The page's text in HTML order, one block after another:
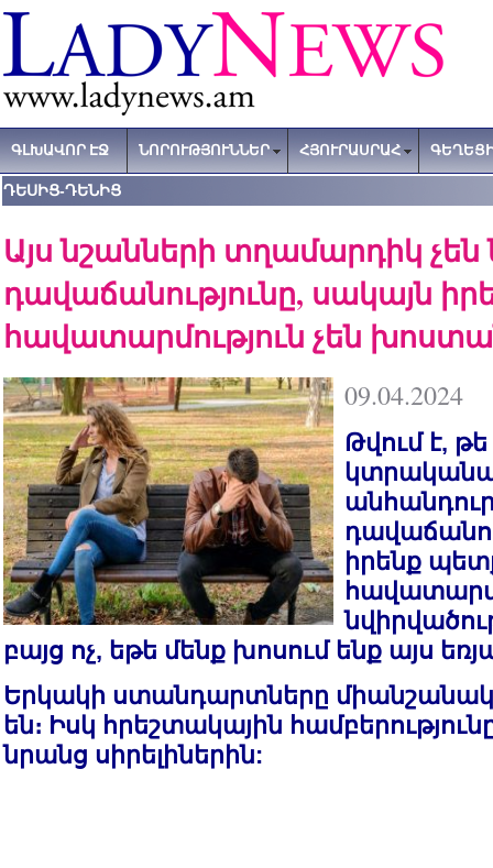
ԳԼԽԱՎՈՐ ԷՋ ՆՈՐՈՒԹՅՈՒՆՆԵՐ ՀՅՈՒՐԱՍՐԱՀ
ԴԵՍԻՑ-ԴԵՆԻՑ
Այս նշանների տղամարդիկ չեն
դավաճանությունը, սակայն
հավատարմություն չեն
09.04.2024
Թվում է,
իրենք
բայց ոչ, եթե մենք խոսում ենք այս
Երկակի ստանդարտները
են։ Իսկ հրեշտակային
նրանց սիրելիներին: